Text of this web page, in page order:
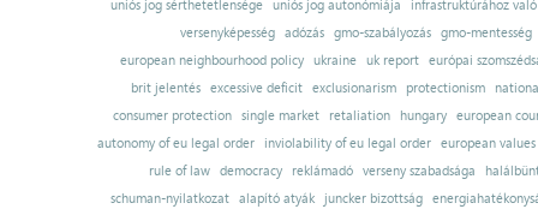
uniós jog sérthetetlensége uniós jog autonómiája
infrastruktúrához
versenyképesség adózás gmo-szabályozás gmo-mentesség
european neighbourhood policy
ukraine uk report
európai
brit jelentés excessive deficit exclusionarism protectionism
consumer protection
single market retaliation hungary
european
autonomy of eu legal order
inviolability of eu legal order
european values
rule of law
democracy reklámadó verseny szabadsága
schuman-nyilatkozat alapító atyák juncker bizottság